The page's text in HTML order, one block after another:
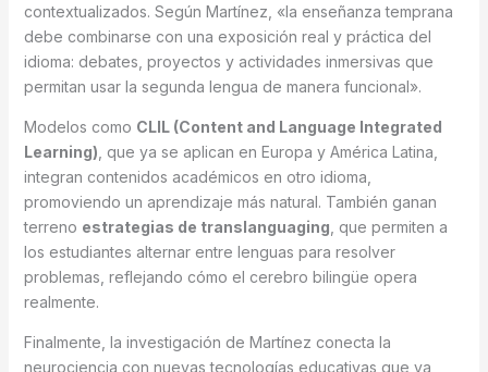
contextualizados. Según Martínez, «la enseñanza temprana
debe combinarse con una exposición real y práctica del
idioma: debates, proyectos y actividades inmersivas que
permitan usar la segunda lengua de manera funcional».
Modelos como CLIL (Content and Language Integrated
Learning) , que ya se aplican en Europa y América Latina,
integran contenidos académicos en otro idioma,
promoviendo un aprendizaje más natural. También ganan
terreno estrategias de translanguaging , que permiten a
los estudiantes alternar entre lenguas para resolver
problemas, reflejando cómo el cerebro bilingüe opera
realmente.
Finalmente, la investigación de Martínez conecta la
neurociencia con nuevas tecnologías educativas que ya